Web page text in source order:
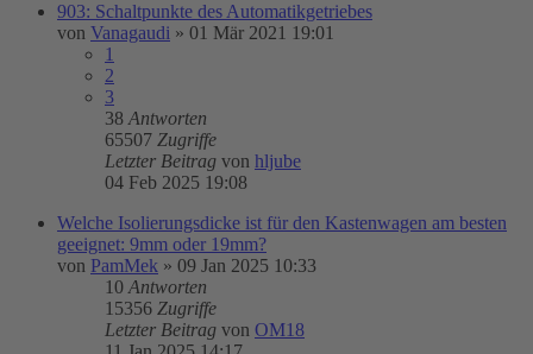
903: Schaltpunkte des Automatikgetriebes
von Vanagaudi » 01 Mär 2021 19:01
1
2
3
38 Antworten
65507 Zugriffe
Letzter Beitrag von hljube
04 Feb 2025 19:08
Welche Isolierungsdicke ist für den Kastenwagen am besten
geeignet: 9mm oder 19mm?
von PamMek » 09 Jan 2025 10:33
10 Antworten
15356 Zugriffe
Letzter Beitrag von OM18